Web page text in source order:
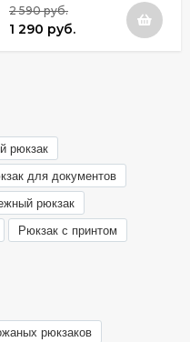
2 590 руб.
1 290 руб.
рюкзак
для документов
рюкзак
Рюкзак с принтом
рюкзаков